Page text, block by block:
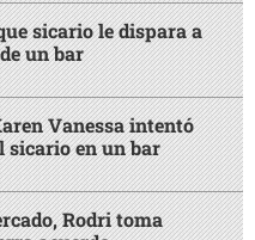
sicario le dispara a
un bar
Vanessa intentó
sicario en un bar
Rodri toma